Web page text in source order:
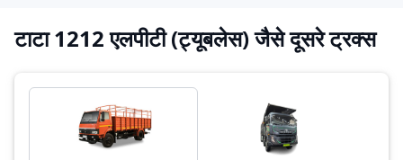
टाटा 1212 एलपीटी (ट्यूबलेस) जैसे दूसरे ट्रक्स